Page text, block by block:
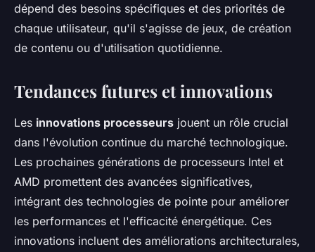
dépend des besoins spécifiques et des priorités de
chaque utilisateur, qu'il s'agisse de jeux, de création
de contenu ou d'utilisation quotidienne.
Tendances futures et innovations
Les innovations processeurs jouent un rôle crucial
dans l'évolution continue du marché technologique.
Les prochaines générations de processeurs Intel et
AMD promettent des avancées significatives,
intégrant des technologies de pointe pour améliorer
les performances et l'efficacité énergétique. Ces
innovations incluent des améliorations architecturales,